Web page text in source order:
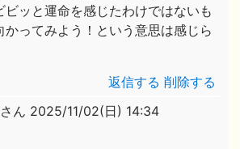
ビッと運命を感じたわけではないも
かってみよう！という意思は感じら
返信する 削除する
ん 2025/11/02(日) 14:34